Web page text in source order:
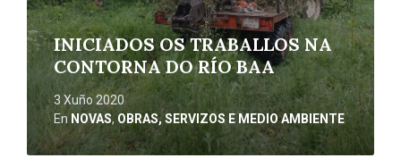
INICIADOS OS TRABALLOS NA
CONTORNA DO RÍO BAA
3 Xuño 2020
En NOVAS, OBRAS, SERVIZOS E MEDIO AMBIENTE